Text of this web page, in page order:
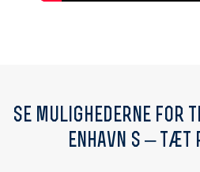
se mulighederne for
enhavn s – tæt